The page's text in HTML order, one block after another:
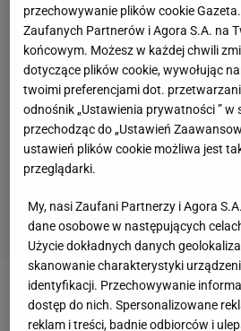
Zobacz wideo Wojciech
odpowiadają Flickowi
przechowywanie plików cookie
Zaufanych Partnerów i Agora S.A. na
końcowym. Możesz w każdej chwili
dotyczące plików cookie, wywołując
twoimi preferencjami dot.
odnośnik „Ustawienia prywatności ” w
przechodząc do „Ustawień
ustawień plików cookie możliwa jest
przeglądarki.
My, nasi Zaufani Partnerzy i Agora
dane osobowe w następujących
Użycie dokładnych danych
skanowanie charakterystyki
identyfikacji. Przechowywanie
dostęp do nich. Spersonalizowane
reklam i treści, badnie odbiorców i